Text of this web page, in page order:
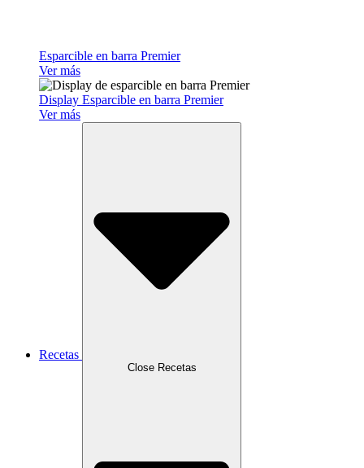
Esparcible en barra Premier
Ver más
Display Esparcible en barra Premier
Ver más
Recetas
Close Recetas